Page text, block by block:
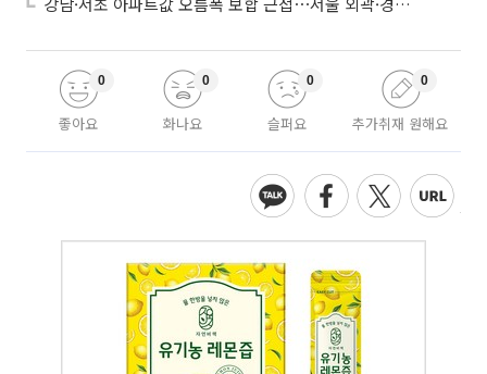
좋아요
0
화나요
0
슬퍼요
0
추가취재 원해요
0